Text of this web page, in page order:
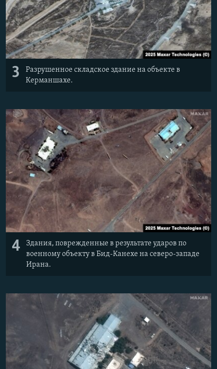
3
Разрушенное складское здание на объекте в
Керманшахе.
4
Здания, поврежденные в результате ударов по
военному объекту в Бид-Канехе на северо-западе
Ирана.